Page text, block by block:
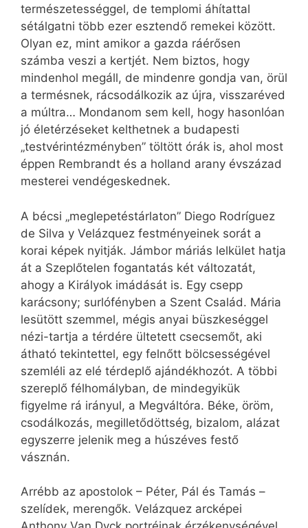
természetességgel, de templomi áhítattal
sétálgatni több ezer esztendő remekei között.
Olyan ez, mint amikor a gazda ráérősen
számba veszi a kertjét. Nem biztos, hogy
mindenhol megáll, de mindenre gondja van, örül
a termésnek, rácsodálkozik az újra, visszaréved
a múltra… Mondanom sem kell, hogy hasonlóan
jó életérzéseket kelthetnek a budapesti
„testvérintézményben” töltött órák is, ahol most
éppen Rembrandt és a holland arany évszázad
mesterei vendégeskednek.
A bécsi „meglepetéstárlaton” Diego Rodríguez
de Silva y Velázquez festményeinek sorát a
korai képek nyitják. Jámbor máriás lelkület hatja
át a Szeplőtelen fogantatás két változatát,
ahogy a Királyok imádását is. Egy csepp
karácsony; surlófényben a Szent Család. Mária
lesütött szemmel, mégis anyai büszkeséggel
nézi-tartja a térdére ültetett csecsemőt, aki
átható tekintettel, egy felnőtt bölcsességével
szemléli az elé térdeplő ajándékhozót. A többi
szereplő félhomályban, de mindegyikük
figyelme rá irányul, a Megváltóra. Béke, öröm,
csodálkozás, megilletődöttség, bizalom, alázat
egyszerre jelenik meg a húszéves festő
vásznán.
Arrébb az apostolok – Péter, Pál és Tamás –
szelídek, merengők. Velázquez arcképei